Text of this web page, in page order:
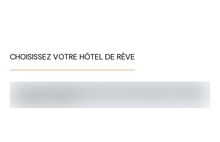
CHOISISSEZ VOTRE HÔTEL DE RÊVE